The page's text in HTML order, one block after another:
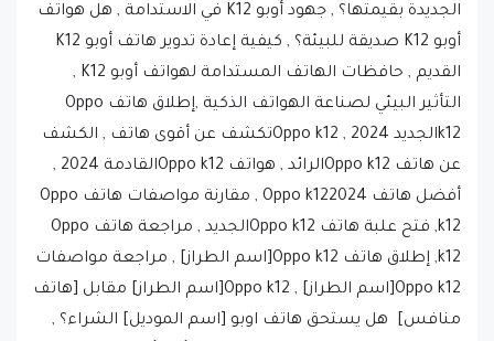
الجديدة بقيمتها؟ , جهود أوبو K12 في الاستدامة , هل هواتف
أوبو K12 صديقة للبيئة؟ , كيفية إعادة تدوير هاتف أوبو K12
القديم , حافظات الهاتف المستدامة لهواتف أوبو K12 ,
التأثير البيئي لصناعة الهواتف الذكية ,إطلاق هاتف Oppo
k12الجديد 2024 , Oppo k12تكشف عن أقوى هاتف , الكشف
عن هاتف Oppo k12الرائد , هواتف Oppo k12القادمة 2024 ,
أفضل هاتف Oppo k122024 , مقارنة مواصفات هاتف Oppo
k12, فتح علبة هاتف Oppo k12الجديد , مراجعة هاتف Oppo
k12, إطلاق هاتف Oppo k12[اسم الطراز] , مراجعة مواصفات
Oppo k12[اسم الطراز] , Oppo k12[اسم الطراز] مقابل [هاتف
منافس] هل يستحق هاتف اوبو [اسم الموديل] الشراء؟ ,